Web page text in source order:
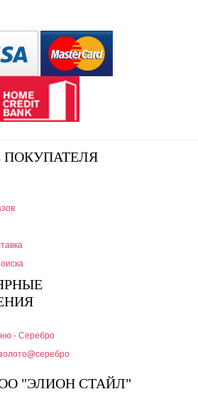
ПОКУПАТЕЛЯ
- Серебро
"ЭЛИОН СТАЙЛ"